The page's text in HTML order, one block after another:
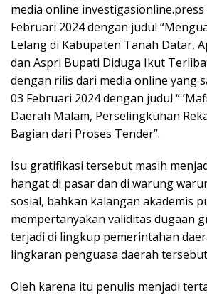
media online
Februari 2024 dengan judul
Lelang di Kabupaten Tanah Datar,
dan Aspri Bupati Diduga Ikut
dengan rilis dari media online yang
03 Februari 2024 dengan judul “
Daerah Malam, Perselingkuhan
Bagian dari Proses Tender”.
Isu gratifikasi tersebut masih
hangat di pasar dan di warung
sosial, bahkan kalangan akademis
mempertanyakan validitas dugaan
terjadi di lingkup pemerintahan
lingkaran penguasa daerah
Oleh karena itu penulis menjadi